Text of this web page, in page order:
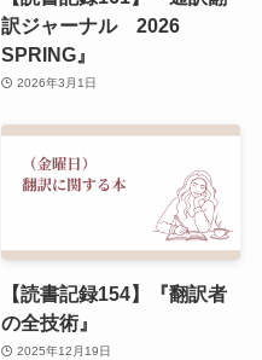
訳ジャーナル 2026
SPRING』
2026年3月1日
【読書記録154】『翻訳者
の全技術』
2025年12月19日